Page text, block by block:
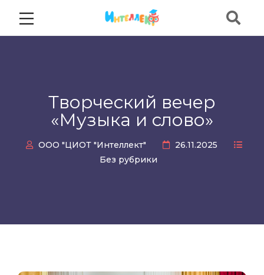
Творческий вечер
«Музыка и слово»
ООО "ЦИОТ "Интеллект"
26.11.2025
Без рубрики